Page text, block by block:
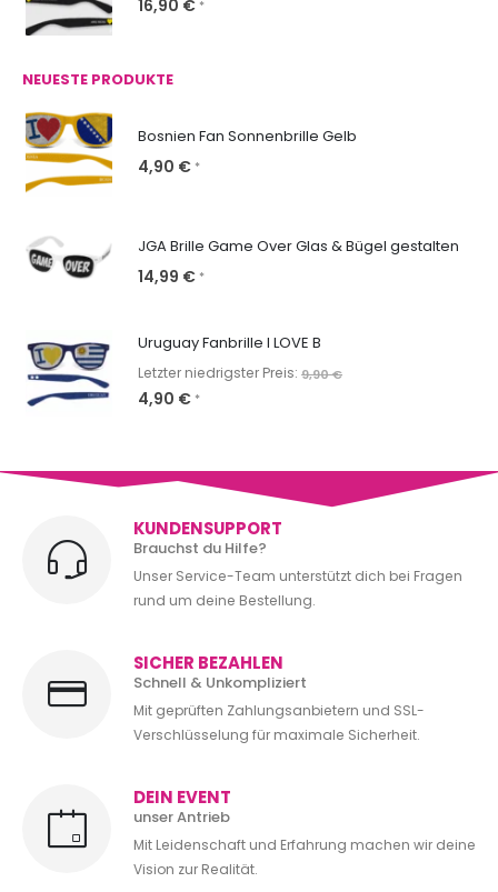
16,90 € *
NEUESTE PRODUKTE
Bosnien Fan Sonnenbrille Gelb
4,90 € *
JGA Brille Game Over Glas & Bügel gestalten
14,99 € *
Uruguay Fanbrille I LOVE B
Letzter niedrigster Preis: 9,90€
4,90 € *
KUNDENSUPPORT
Brauchst du Hilfe?
Unser Service-Team unterstützt dich bei Fragen
rund um deine Bestellung.
SICHER BEZAHLEN
Schnell & Unkompliziert
Mit geprüften Zahlungsanbietern und SSL-
Verschlüsselung für maximale Sicherheit.
DEIN EVENT
unser Antrieb
Mit Leidenschaft und Erfahrung machen wir deine
Vision zur Realität.